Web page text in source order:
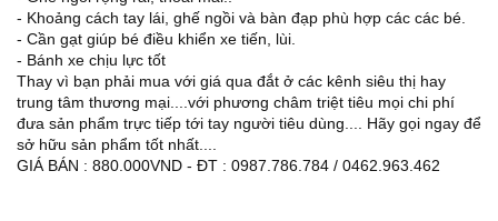
- Khoảng cách tay lái, ghế ngồi và bàn đạp phù hợp các các bé.
- Cần gạt giúp bé điều khiển xe tiến, lùi.
- Bánh xe chịu lực tốt
Thay vì bạn phải mua với giá qua đắt ở các kênh siêu thị hay
trung tâm thương mại....với phương châm triệt tiêu mọi chi phí
đưa sản phẩm trực tiếp tới tay người tiêu dùng.... Hãy gọi ngay để
sở hữu sản phẩm tốt nhất....
GIÁ BÁN : 880.000VND - ĐT : 0987.786.784 / 0462.963.462